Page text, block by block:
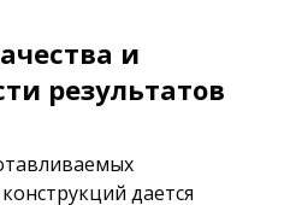
и
результатов
дается